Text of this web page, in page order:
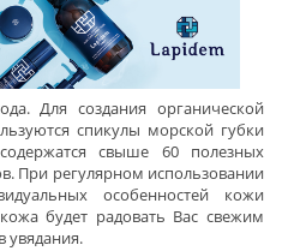
Для создания органической
спикулы морской губки
свыше 60 полезных
При регулярном использовании
особенностей кожи
будет радовать Вас свежим
увядания.